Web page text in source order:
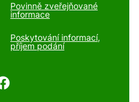
Povinně zveřejňované
informace
Poskytování informací,
příjem podání